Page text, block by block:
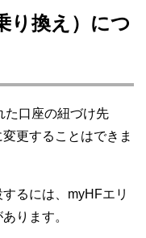
り換え）につ
た口座の紐づけ先
更することはできま
るには、myHFエリ
ります。